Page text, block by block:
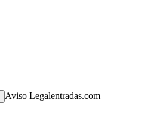
Aviso Legalentradas.com